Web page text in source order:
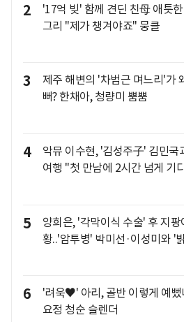
2
'17억 빚' 함께 견딘 친母 애틋
그리 "제가 챙겨야죠" 뭉클
3
제주 해변의 '차범근 며느리'가
뻐? 한채아, 청량미 뿜뿜
4
악뮤 이수현, '김성주子' 김민국
여행 "첫 만남에 2시간 넘게 기
5
양희은, '각막이식 수술' 후 지팡
황..'암투병' 박미선·이성미와 '
6
'려욱♥' 아리, 골반 이렇게 예
요정 청순 슬렌더